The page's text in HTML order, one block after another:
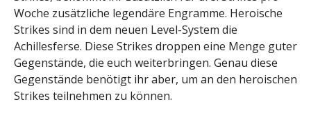
Woche zusätzliche legendäre Engramme. Heroische
Strikes sind in dem neuen Level-System die
Achillesferse. Diese Strikes droppen eine Menge guter
Gegenstände, die euch weiterbringen. Genau diese
Gegenstände benötigt ihr aber, um an den heroischen
Strikes teilnehmen zu können.